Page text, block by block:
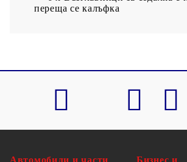
переща се калъфка
Автомобили и части
Бизнес и